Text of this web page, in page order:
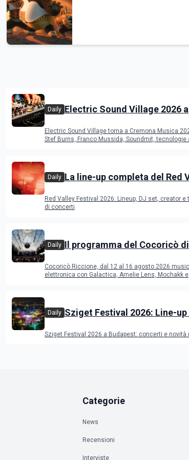
Daily Electric Sound Village 2026 a
Young Band Contest, il
Electric Sound Village torna a Cremona Musica
Stef Burns, Franco Mussida, Soundmit, tecnologie
Daily La line-up completa del Red
Red Valley Festival 2026: Lineup, DJ set, creator e
di concerti
Daily Il programma del Cocoricò di
Cocoricò Riccione, dal 12 al 16 agosto 2026
elettronica con Galactica, Amelie Lens, Mochakk e
Daily Sziget Festival 2026: Line-up
Sziget Festival 2026 a Budapest: concerti e novità
Categorie
News
Recensioni
Interviste